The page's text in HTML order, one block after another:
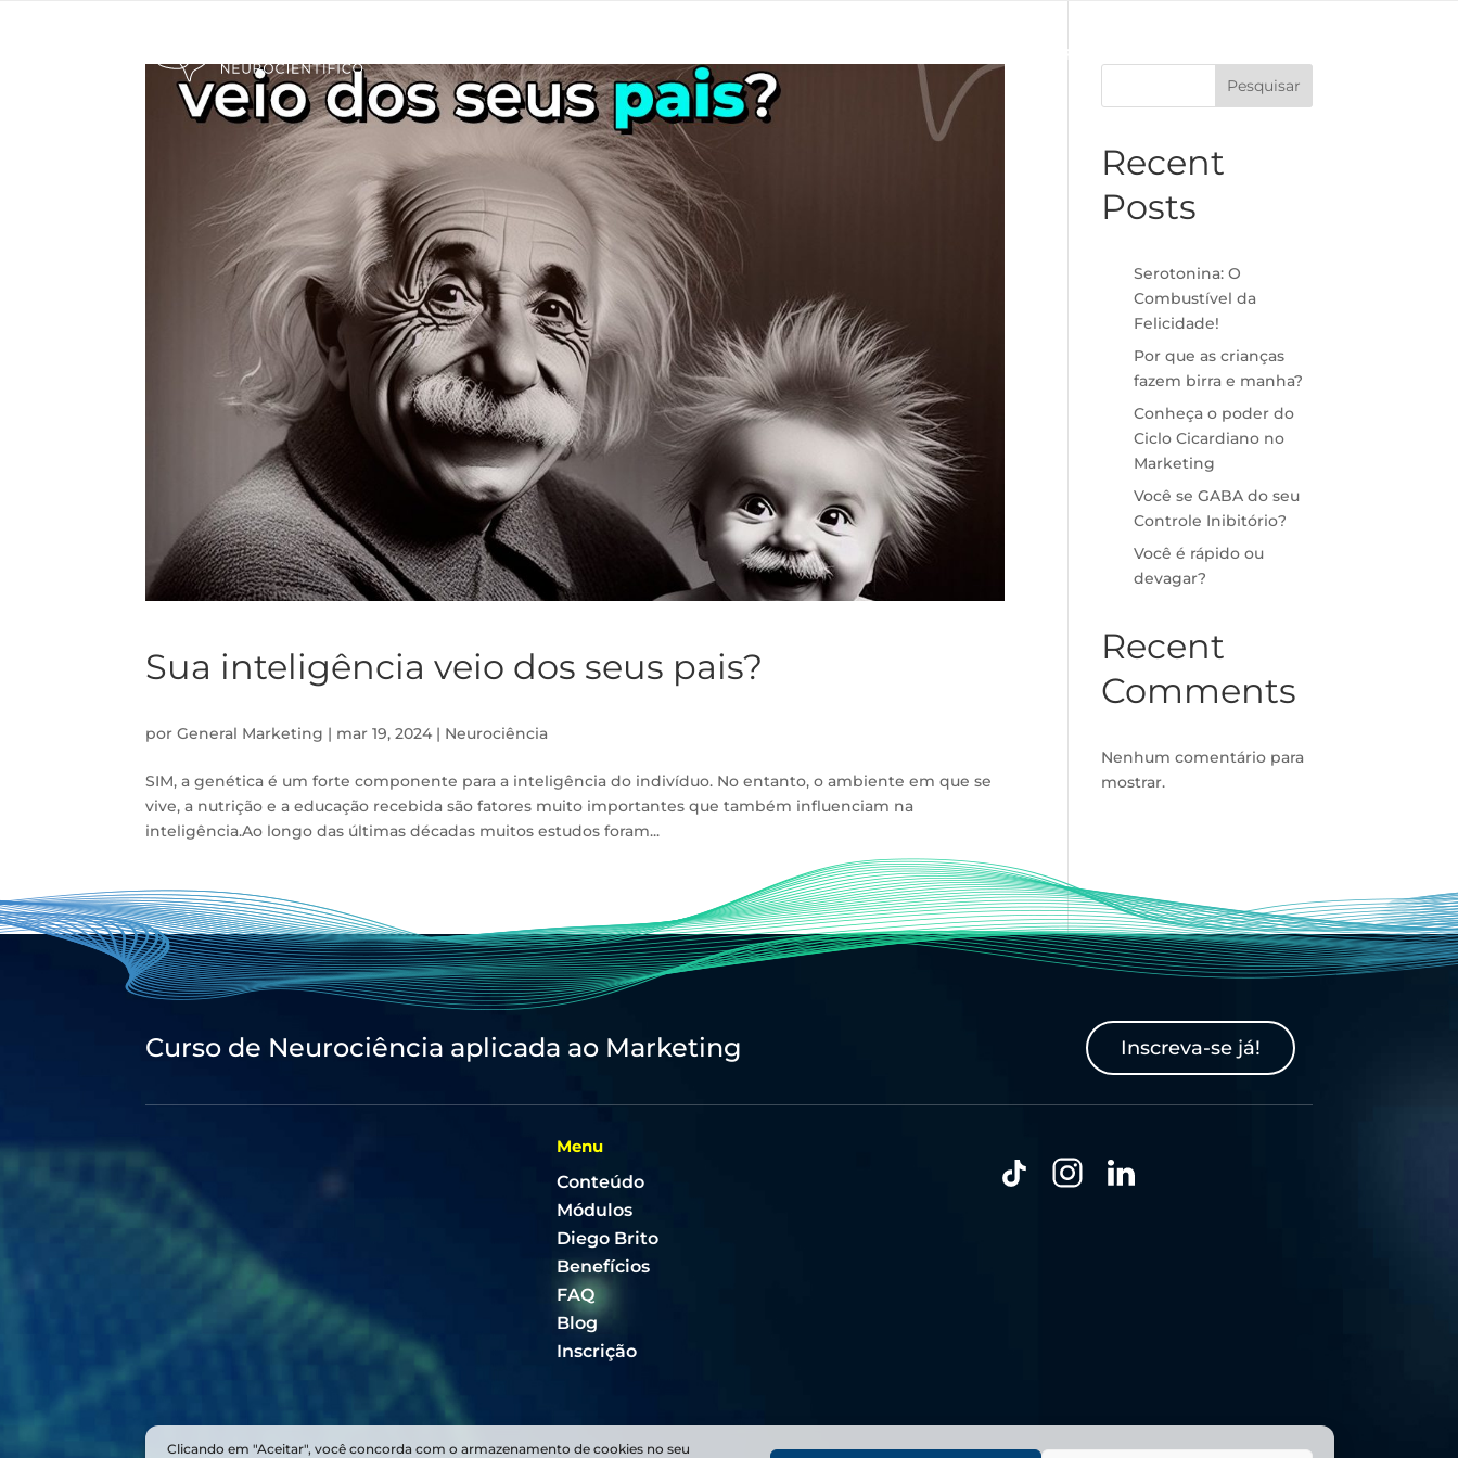
Clicando em "Aceitar", você concorda com o armazenamento de cookies no seu
FAQ
Sua inteligência veio dos seus pais?
porGeneral Marketing | mar 19, 2024 | Neurociência
SIM, a genética é um forte componente para a inteligência do indivíduo. No entanto, o ambiente em que se
vive, a nutrição e a educação recebida são fatores muito importantes que também influenciam na
inteligência.Ao longo das últimas décadas muitos estudos foram...
Pesquisar
Recent
Posts
Serotonina: O
Combustível da
Felicidade!
Por que as crianças
fazem birra e manha?
Conheça o poder do
Ciclo Cicardiano no
Marketing
Você se GABA do seu
Controle Inibitório?
Você é rápido ou
devagar?
Recent
Comments
Nenhum comentário para
mostrar.
Curso de Neurociência aplicada ao Marketing Inscreva-se já!
Menu
Conteúdo
Módulos
Diego Brito
Benefícios
FAQ
Blog
Inscrição